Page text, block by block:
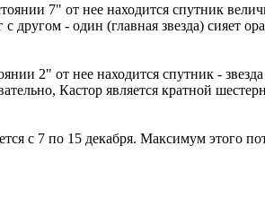
7" от нее находится спутник
другом - один (главная звезда) сияет
2" от нее находится спутник -
Кастор является кратной
с 7 по 15 декабря. Максимум этого